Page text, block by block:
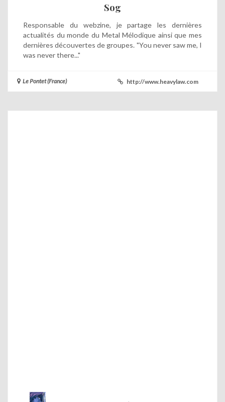
Sog
Responsable du webzine, je partage les dernières
actualités du monde du Metal Mélodique ainsi que mes
dernières découvertes de groupes. "You never saw me, I
was never there..."
Le Pontet (France) http://www.heavylaw.com